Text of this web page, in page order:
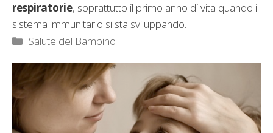
respiratorie, soprattutto il primo anno di vita quando il
sistema immunitario si sta sviluppando.
Categorie
Salute del Bambino